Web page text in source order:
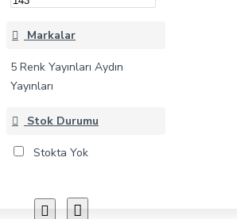
Markalar
5 Renk Yayınları Aydın
Yayınları
Stok Durumu
Stokta Yok